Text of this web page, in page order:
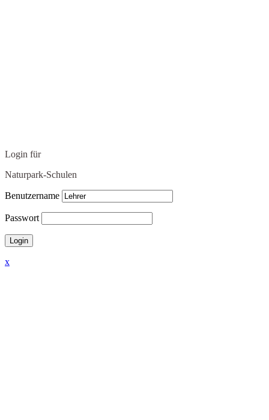
Login für
Naturpark-Schulen
Benutzername
Passwort
x